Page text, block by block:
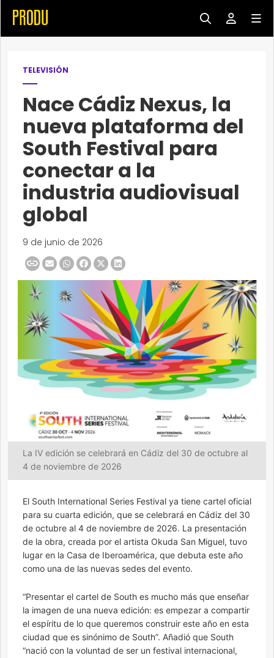
TELEVISIÓN
Nace Cádiz Nexus, la
nueva plataforma del
South Festival para
conectar a la
industria audiovisual
global
9 de junio de 2026
La IV edición se celebrará en Cádiz del 30 de octubre al
4 de noviembre de 2026
El South International Series Festival ya tiene cartel oficial
para su cuarta edición, que se celebrará en Cádiz del 30
de octubre al 4 de noviembre de 2026. La presentación
de la obra, creada por el artista Okuda San Miguel, tuvo
lugar en la Casa de Iberoamérica, que debuta este año
como una de las nuevas sedes del evento.
“Presentar el cartel de South es mucho más que enseñar
la imagen de una nueva edición: es empezar a compartir
el espíritu de lo que queremos construir este año en esta
ciudad que es sinónimo de South”. Añadió que South
“nació con la voluntad de ser un festival internacional,